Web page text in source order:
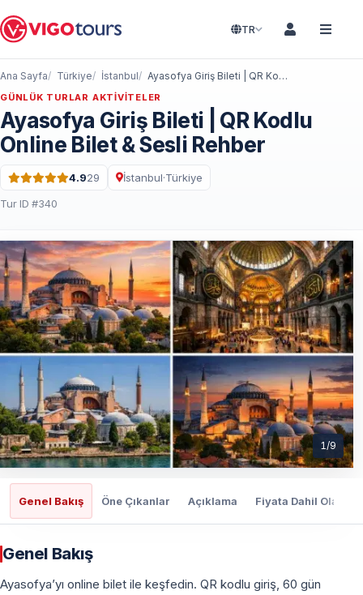
TR
Ana Sayfa Türkiye İstanbul Ayasofya Giriş Bileti | QR Kodlu Online Bilet & Sesli Rehber
GÜNLÜK TURLAR AKTIVITELER
Ayasofya Giriş Bileti | QR Kodlu
Online Bilet & Sesli Rehber
5 üzerinden 4.9 puan · 29 Yorum
4.929 İstanbul·Türkiye
Tur ID #340
1/9
Genel Bakış Öne Çıkanlar Açıklama Fiyata Dahil Olanlar
Genel Bakış
Ayasofya’yı online bilet ile keşfedin. QR kodlu giriş, 60 gün